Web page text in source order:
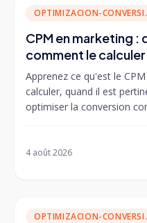
CPM en marketing
comment le
Apprenez ce qu'est le
calculer, quand il est
optimiser la conversion
4 août 2026